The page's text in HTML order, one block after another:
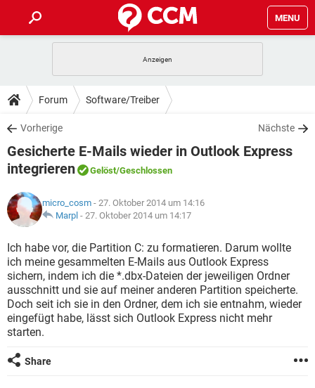
MENU
ANDROID IOS
WINDOWS 10
WHATSAPP TIKTOK
FACEBOOK HARDWARE
TIPPS & TRICKS
SPIELE
WINDOWS 10
FACEBOOK HARDWARE
DOWNLOADS
SPIELE STREAMING
ANDROID IOS
WINDOWS 10 INSTAGRAM
WHATSAPP
FACEBOOK HARDWARE
FORUM
ANDROID IOS
WHATSAPP TIKTOK
FACEBOOK HARDWARE
LEXIKON
SPIELE
ANDROID IOS
WINDOWS 10 INSTAGRAM
WHATSAPP TIKTOK
FACEBOOK HARDWARE
Forum Software/Treiber
Vorherige Nächste
Gesicherte E-Mails wieder in Outlook Express
integrieren
Gelöst/Geschlossen
micro_cosm - 27. Oktober 2014 um 14:16
Marpl - 27. Oktober 2014 um 14:17
Ich habe vor, die Partition C: zu formatieren. Darum wollte
ich meine gesammelten E-Mails aus Outlook Express
sichern, indem ich die *.dbx-Dateien der jeweiligen Ordner
ausschnitt und sie auf meiner anderen Partition speicherte.
Doch seit ich sie in den Ordner, dem ich sie entnahm, wieder
eingefügt habe, lässt sich Outlook Express nicht mehr
starten.
Share